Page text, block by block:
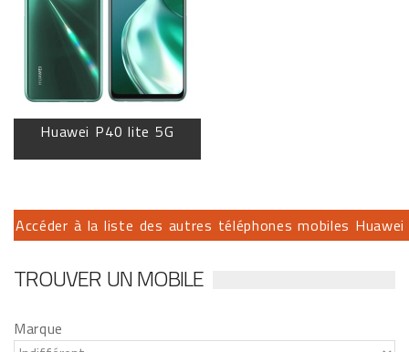
Huawei P40 lite 5G
Accéder à la liste des autres téléphones mobiles Huawei
TROUVER UN MOBILE
Marque